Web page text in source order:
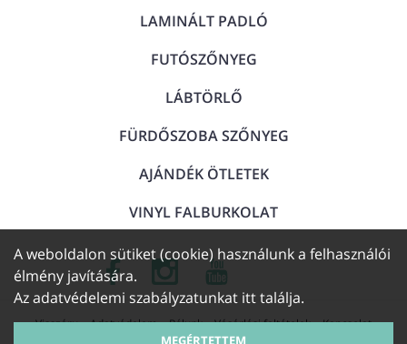
LAMINÁLT PADLÓ
FUTÓSZŐNYEG
LÁBTÖRLŐ
FÜRDŐSZOBA SZŐNYEG
AJÁNDÉK ÖTLETEK
VINYL FALBURKOLAT
Visszáru Adatvédelem Rólunk Vásárlási feltételek Kapcsolat
A weboldalon sütiket (cookie) használunk a felhasználói
élmény javítására.
Az adatvédelemi szabályzatunkat itt találja.
MEGÉRTETTEM